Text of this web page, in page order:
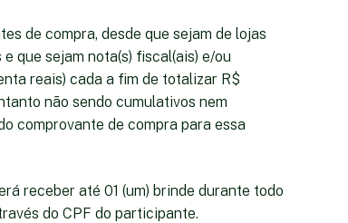
de compra, desde que sejam de lojas
que sejam nota(s) fiscal(ais) e/ou
reais) cada a fim de totalizar R$
não sendo cumulativos nem
comprovante de compra para essa
receber até 01 (um) brinde durante todo
do CPF do participante.